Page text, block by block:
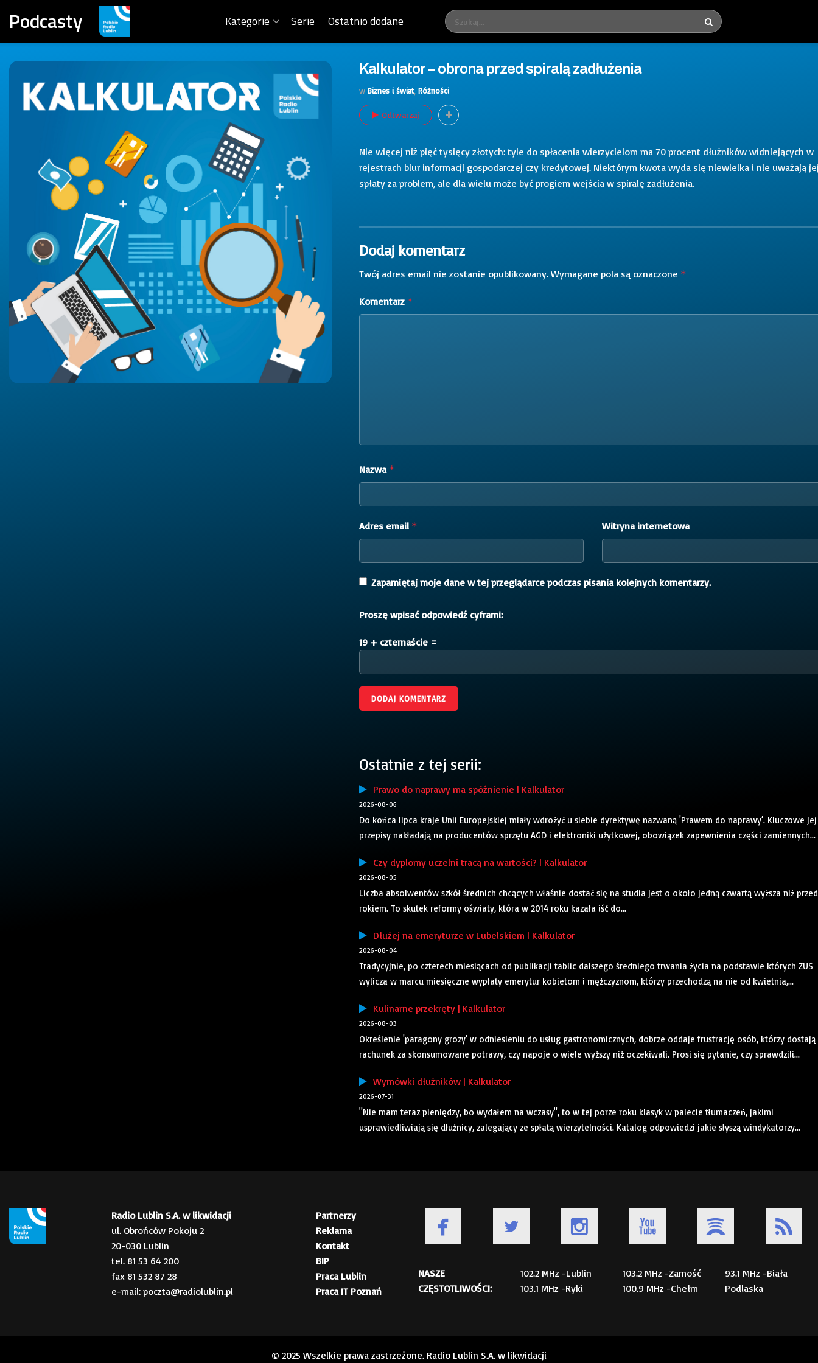
Podcasty Kategorie Serie Ostatnio dodane
Kalkulator – obrona przed spiralą zadłużenia
w Biznes i świat, Różności
Odtwarzaj
Nie więcej niż pięć tysięcy złotych: tyle do spłacenia wierzycielom ma 70 procent dłużników widniejących w
rejestrach biur informacji gospodarczej czy kredytowej. Niektórym kwota wyda się niewielka i nie uważają
spłaty za problem, ale dla wielu może być progiem wejścia w spiralę zadłużenia.
Dodaj komentarz
Twój adres email nie zostanie opublikowany. Wymagane pola są oznaczone *
Komentarz *
Nazwa *
Adres email * Witryna internetowa
Zapamiętaj moje dane w tej przeglądarce podczas pisania kolejnych komentarzy.
Proszę wpisać odpowiedź cyframi:
19 + czternaście =
Ostatnie z tej serii:
Prawo do naprawy ma spóźnienie | Kalkulator
2026-08-06
Do końca lipca kraje Unii Europejskiej miały wdrożyć u siebie dyrektywę nazwaną 'Prawem do naprawy’. Kluczowe jej
przepisy nakładają na producentów sprzętu AGD i elektroniki użytkowej, obowiązek zapewnienia części zamiennych...
Czy dyplomy uczelni tracą na wartości? | Kalkulator
2026-08-05
Liczba absolwentów szkół średnich chcących właśnie dostać się na studia jest o około jedną czwartą wyższa niż przed
rokiem. To skutek reformy oświaty, która w 2014 roku kazała iść do...
Dłużej na emeryturze w Lubelskiem | Kalkulator
2026-08-04
Tradycyjnie, po czterech miesiącach od publikacji tablic dalszego średniego trwania życia na podstawie których ZUS
wylicza w marcu miesięczne wypłaty emerytur kobietom i mężczyznom, którzy przechodzą na nie od kwietnia,...
Kulinarne przekręty | Kalkulator
2026-08-03
Określenie 'paragony grozy’ w odniesieniu do usług gastronomicznych, dobrze oddaje frustrację osób, którzy dostają
rachunek za skonsumowane potrawy, czy napoje o wiele wyższy niż oczekiwali. Prosi się pytanie, czy sprawdzili...
Wymówki dłużników | Kalkulator
2026-07-31
"Nie mam teraz pieniędzy, bo wydałem na wczasy", to w tej porze roku klasyk w palecie tłumaczeń, jakimi
usprawiedliwiają się dłużnicy, zalegający ze spłatą wierzytelności. Katalog odpowiedzi jakie słyszą windykatorzy...
Radio Lublin S.A. w likwidacji
ul. Obrońców Pokoju 2
20-030 Lublin
tel. 81 53 64 200
fax 81 532 87 28
e-mail: poczta@radiolublin.pl
Partnerzy
Reklama
Kontakt
BIP
Praca Lublin
Praca IT Poznań
NASZE
CZĘSTOTLIWOŚCI:
102.2 MHz -Lublin
103.1 MHz -Ryki
103.2 MHz -Zamość
100.9 MHz -Chełm
93.1 MHz -Biała
Podlaska
© 2025 Wszelkie prawa zastrzeżone. Radio Lublin S.A. w likwidacji